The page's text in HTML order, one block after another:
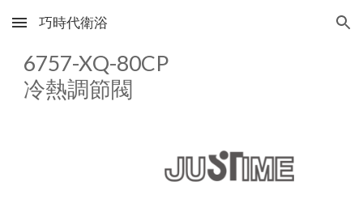
Skip to main content Skip to navigation
巧時代衛浴
6757-XQ-80CP
冷熱調節閥